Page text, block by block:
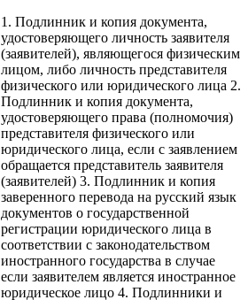
1. Подлинник и копия документа,
удостоверяющего личность заявителя
(заявителей), являющегося физическим
лицом, либо личность представителя
физического или юридического лица 2.
Подлинник и копия документа,
удостоверяющего права (полномочия)
представителя физического или
юридического лица, если с заявлением
обращается представитель заявителя
(заявителей) 3. Подлинник и копия
заверенного перевода на русский язык
документов о государственной
регистрации юридического лица в
соответствии с законодательством
иностранного государства в случае
если заявителем является иностранное
юридическое лицо 4. Подлинники и